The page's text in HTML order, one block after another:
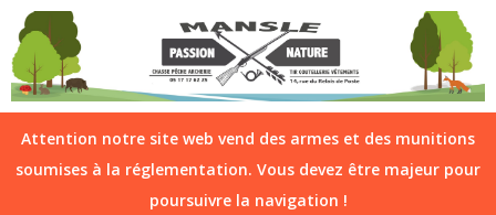
Attention notre site web vend des armes et des munitions
soumises à la réglementation. Vous devez être majeur pour
poursuivre la navigation !